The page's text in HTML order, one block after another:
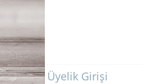
Üyelik Girişi